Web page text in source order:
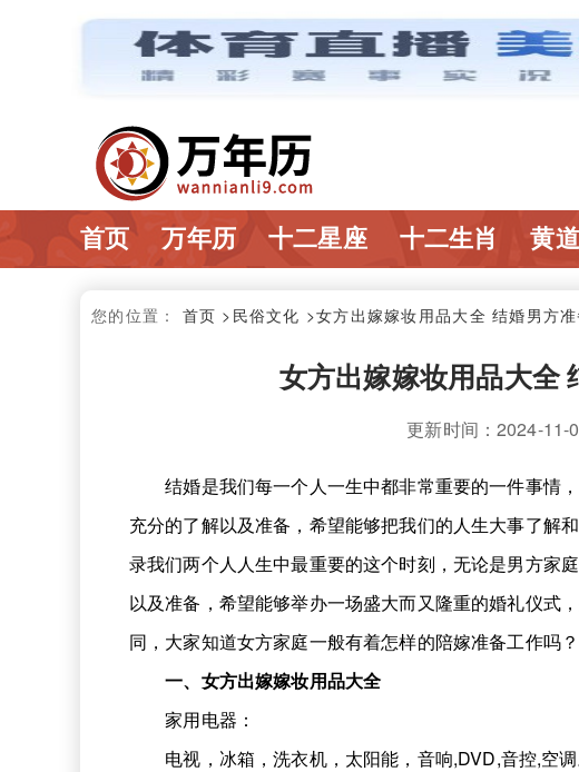
首页 万年历 十二星座 十二生肖 黄
您的位置： 首页 >民俗文化 >女方出嫁嫁妆用品大全 结婚男方
女方出嫁嫁妆用品大全
更新时间：2024-11-
结婚是我们每一个人一生中都非常重要的一件事情
充分的了解以及准备，希望能够把我们的人生大事了解
录我们两个人人生中最重要的这个时刻，无论是男方家
以及准备，希望能够举办一场盛大而又隆重的婚礼仪式
同，大家知道女方家庭一般有着怎样的陪嫁准备工作吗
一、女方出嫁嫁妆用品大全
家用电器：
电视，冰箱，洗衣机，太阳能，音响,DVD,音控,空调